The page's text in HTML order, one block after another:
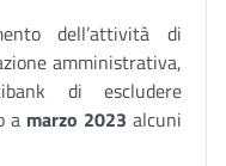
dell’attività di
amministrativa,
di escludere
a marzo 2023 alcuni